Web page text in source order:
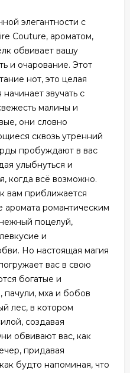
элегантности с
Couture, ароматом,
обвивает вашу
и очарование. Этот
нот, это целая
звучать с
малины и
они словно
сквозь утренний
пробуждают в вас
улыбнуться и
когда всё возможно.
вам приближается
романтическим
поцелуй,
и
Но настоящая магия
вас в свою
богатые и
пачули, мха и бобов
лес, в котором
создавая
обвивают вас, как
придавая
будто напоминая, что